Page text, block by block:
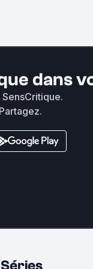
dans